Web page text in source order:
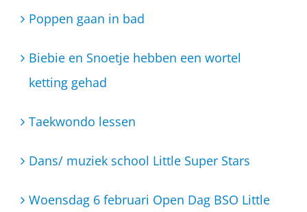
Poppen gaan in bad
Biebie en Snoetje hebben een wortel
ketting gehad
Taekwondo lessen
Dans/ muziek school Little Super Stars
Woensdag 6 februari Open Dag BSO Little